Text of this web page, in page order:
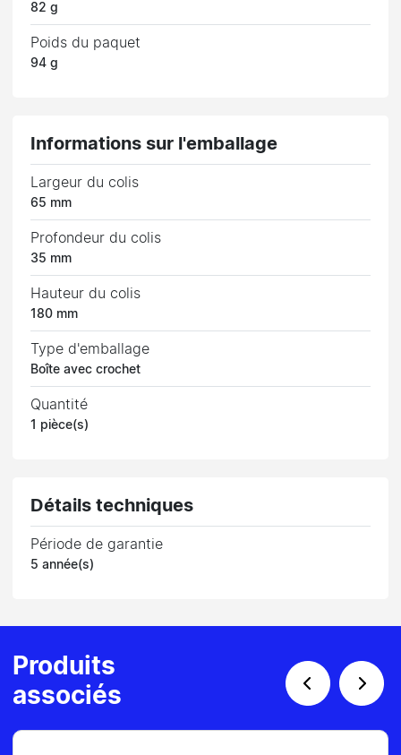
82 g
Poids du paquet
94 g
Informations sur l'emballage
Largeur du colis
65 mm
Profondeur du colis
35 mm
Hauteur du colis
180 mm
Type d'emballage
Boîte avec crochet
Quantité
1 pièce(s)
Détails techniques
Période de garantie
5 année(s)
Produits
associés